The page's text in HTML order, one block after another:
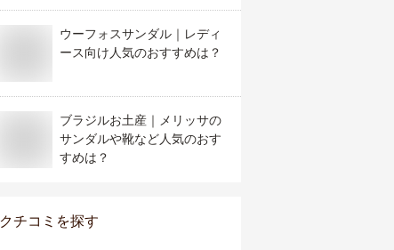
ウーフォスサンダル｜レディ
ース向け人気のおすすめは？
ブラジルお土産｜メリッサの
サンダルや靴など人気のおす
すめは？
クチコミを探す